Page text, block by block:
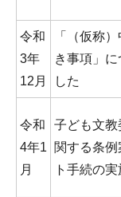
令和
3年
12月
「（仮称
き事項」
した
令和
4年1
月
子ども文
関する条
ト手続の